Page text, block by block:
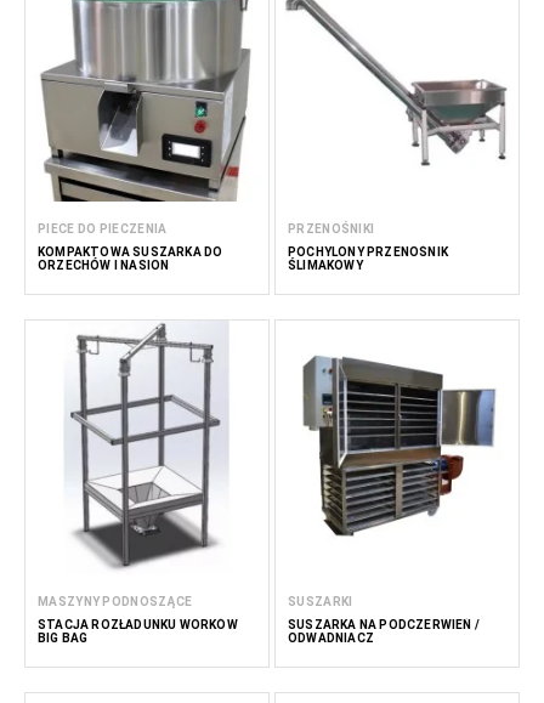
PIECE DO PIECZENIA
KOMPAKTOWA SUSZARKA DO
ORZECHÓW I NASION
PRZENOŚNIKI
POCHYLONY PRZENOŚNIK
ŚLIMAKOWY
MASZYNY PODNOSZĄCE
STACJA ROZŁADUNKU WORKÓW
BIG BAG
SUSZARKI
SUSZARKA NA PODCZERWIEŃ /
ODWADNIACZ